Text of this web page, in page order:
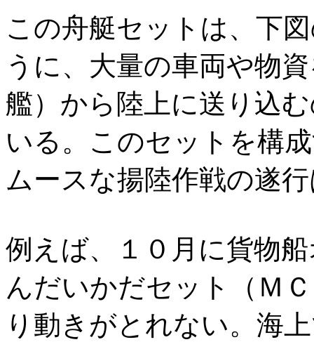
この舟艇セットは、下
うに、大量の車両や物
艦）から陸上に送り込
いる。このセットを構
ムースな揚陸作戦の遂
例えば、１０月に貨物
んだいかだセット（Ｍ
り動きがとれない。海